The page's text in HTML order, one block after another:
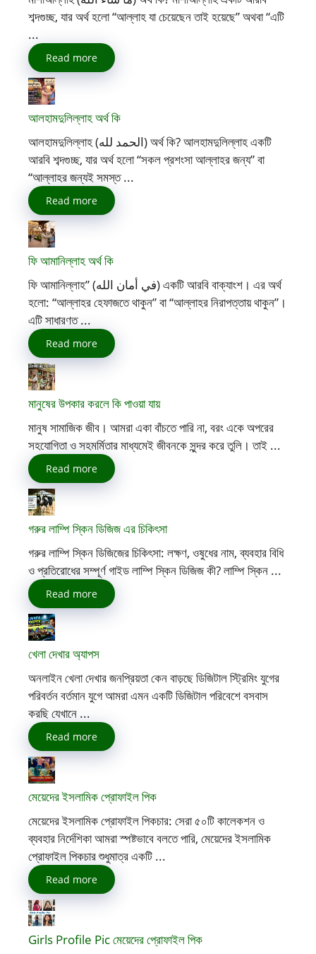
শব্দগুচ্ছ, যার অর্থ হলো “আল্লাহ যা চেয়েছেন তাই হয়েছে” অথবা “এটি
...
Read more
আলহামদুলিল্লাহ অর্থ কি
আলহামদুলিল্লাহ (الحمد لله) অর্থ কি? আলহামদুলিল্লাহ একটি
আরবি শব্দগুচ্ছ, যার অর্থ হলো “সকল প্রশংসা আল্লাহর জন্য” বা
“আল্লাহর জন্যই সমস্ত ...
Read more
ফি আমানিল্লাহ অর্থ কি
ফি আমানিল্লাহ” (في أمان الله) একটি আরবি বাক্যাংশ। এর অর্থ
হলো: “আল্লাহর হেফাজতে থাকুন” বা “আল্লাহর নিরাপত্তায় থাকুন”।
এটি সাধারণত ...
Read more
মানুষের উপকার করলে কি পাওয়া যায়
মানুষ সামাজিক জীব। আমরা একা বাঁচতে পারি না, বরং একে অপরের
সহযোগিতা ও সহমর্মিতার মাধ্যমেই জীবনকে সুন্দর করে তুলি। তাই ...
Read more
গরুর লাম্পি স্কিন ডিজিজ এর চিকিৎসা
গরুর লাম্পি স্কিন ডিজিজের চিকিৎসা: লক্ষণ, ওষুধের নাম, ব্যবহার বিধি
ও প্রতিরোধের সম্পূর্ণ গাইড লাম্পি স্কিন ডিজিজ কী? লাম্পি স্কিন ...
Read more
খেলা দেখার অ্যাপস
অনলাইন খেলা দেখার জনপ্রিয়তা কেন বাড়ছে ডিজিটাল স্ট্রিমিং যুগের
পরিবর্তন বর্তমান যুগে আমরা এমন একটি ডিজিটাল পরিবেশে বসবাস
করছি যেখানে ...
Read more
মেয়েদের ইসলামিক প্রোফাইল পিক
মেয়েদের ইসলামিক প্রোফাইল পিকচার: সেরা ৫০টি কালেকশন ও
ব্যবহার নির্দেশিকা আমরা স্পষ্টভাবে বলতে পারি, মেয়েদের ইসলামিক
প্রোফাইল পিকচার শুধুমাত্র একটি ...
Read more
Girls Profile Pic মেয়েদের প্রোফাইল পিক